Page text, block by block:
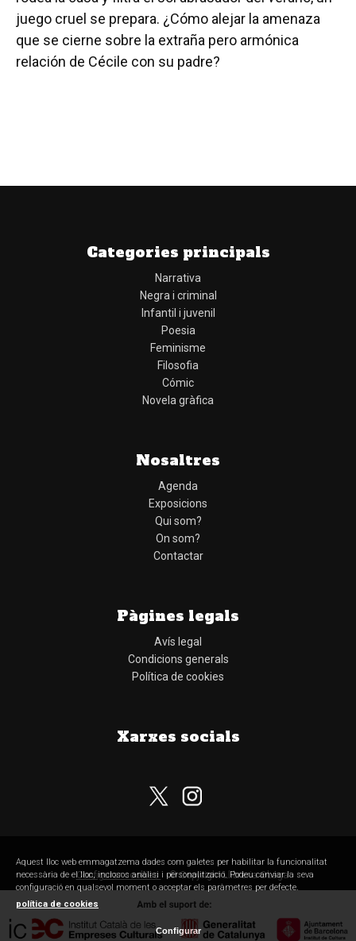
juego cruel se prepara. ¿Cómo alejar la amenaza
que se cierne sobre la extraña pero armónica
relación de Cécile con su padre?
Categories principals
Narrativa
Negra i criminal
Infantil i juvenil
Poesia
Feminisme
Filosofia
Cómic
Novela gràfica
Nosaltres
Agenda
Exposicions
Qui som?
On som?
Contactar
Pàgines legals
Avís legal
Condicions generals
Política de cookies
Xarxes socials
Configurar cookies © Copyright Llibreria Obaga
Aquest lloc web emmagatzema dades com galetes per habilitar la funcionalitat
necessària de el lloc, inclosos anàlisi i personalització. Podeu canviar la seva
configuració en qualsevol moment o acceptar els paràmetres per defecte.
política de cookies
Configurar
Subscriu-te al nostre butlletí